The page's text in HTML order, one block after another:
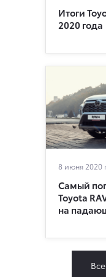
Итоги
2020 года
8 июня 2020
Самый
Toyota
на